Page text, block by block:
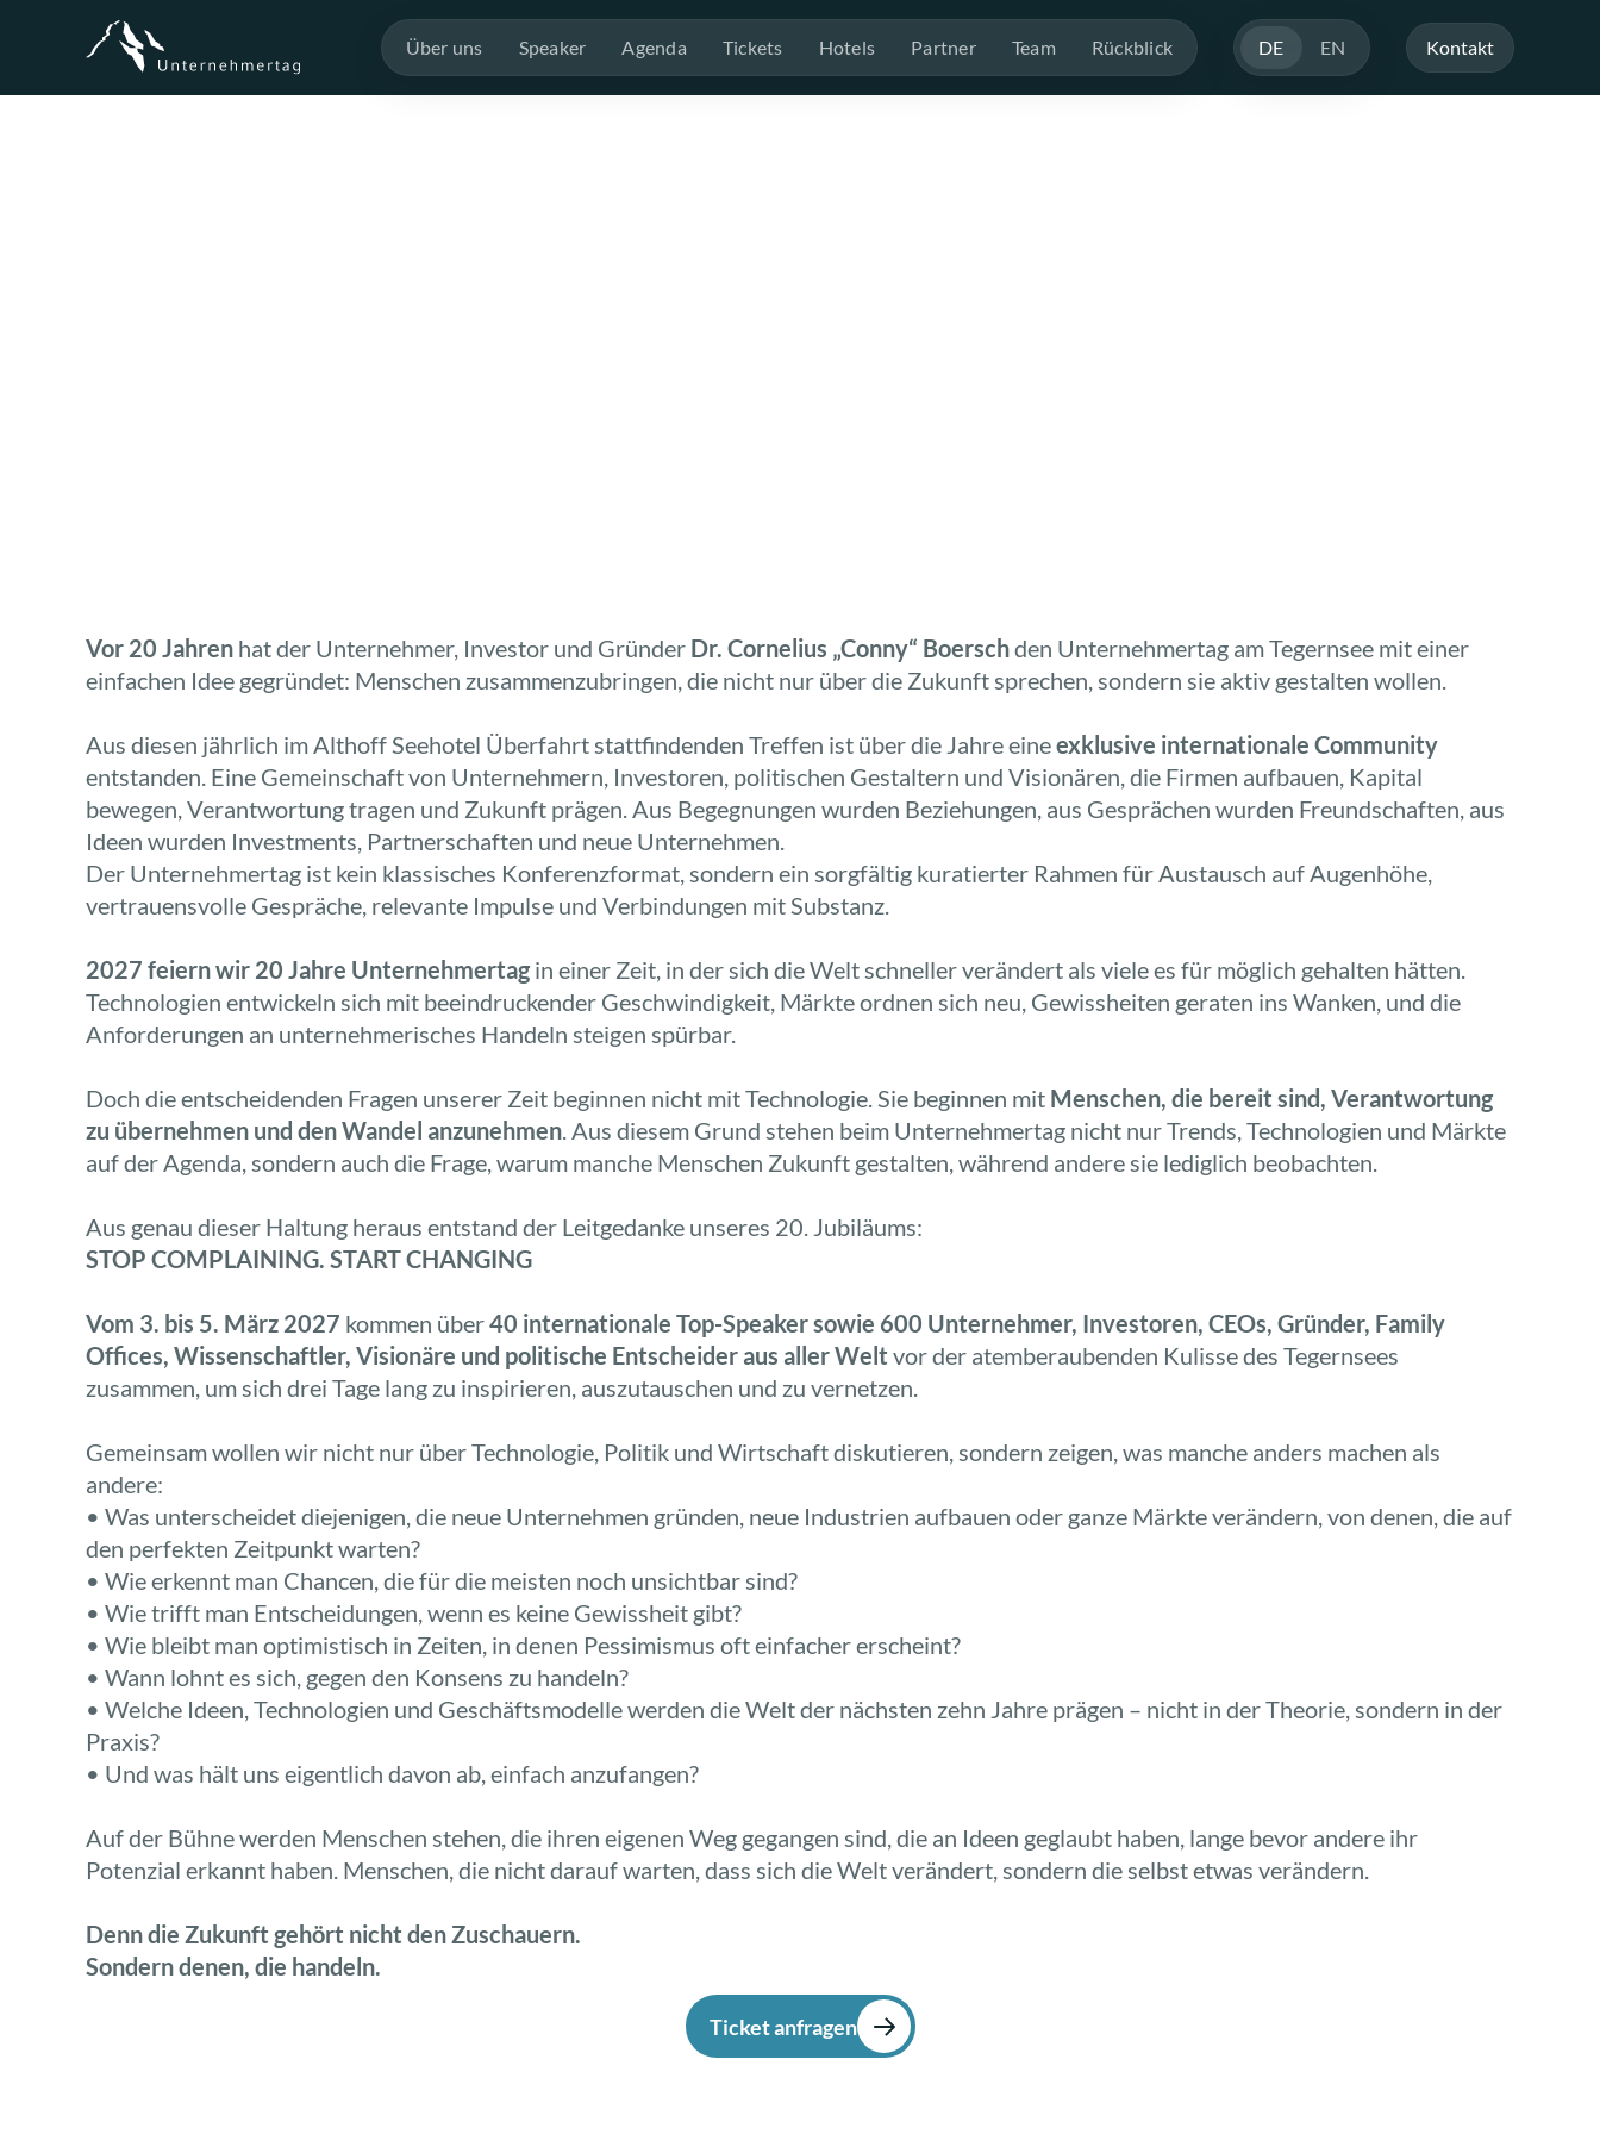
Über uns Speaker Agenda Tickets Hotels Partner Team Rückblick DE EN Kontakt
Vor 20 Jahren hat der Unternehmer, Investor und Gründer Dr. Cornelius „Conny“ Boerschden Unternehmertag am Tegernsee mit einer
einfachen Idee gegründet: Menschen zusammenzubringen, die nicht nur über die Zukunft sprechen, sondern sie aktiv gestalten wollen.
Aus diesen jährlich im Althoff Seehotel Überfahrt stattfindenden Treffen ist über die Jahre eineexklusive internationale Community
entstanden. Eine Gemeinschaft von Unternehmern, Investoren, politischen Gestaltern und Visionären, die Firmen aufbauen, Kapital
bewegen, Verantwortung tragen und Zukunft prägen. Aus Begegnungen wurden Beziehungen, aus Gesprächen wurden Freundschaften, aus
Ideen wurden Investments, Partnerschaften und neue Unternehmen.
Der Unternehmertag ist kein klassisches Konferenzformat, sondern ein sorgfältig kuratierter Rahmen für Austausch auf Augenhöhe,
vertrauensvolle Gespräche, relevante Impulse und Verbindungen mit Substanz.
2027 feiern wir 20 Jahre Unternehmertag in einer Zeit, in der sich die Welt schneller verändert als viele es für möglich gehalten hätten.
Technologien entwickeln sich mit beeindruckender Geschwindigkeit, Märkte ordnen sich neu, Gewissheiten geraten ins Wanken, und die
Anforderungen an unternehmerisches Handeln steigen spürbar.
Doch die entscheidenden Fragen unserer Zeit beginnen nicht mit Technologie. Sie beginnen mit Menschen, die bereit sind, Verantwortung
zu übernehmen und den Wandel anzunehmen. Aus diesem Grund stehen beim Unternehmertag nicht nur Trends, Technologien und Märkte
auf der Agenda, sondern auch die Frage, warum manche Menschen Zukunft gestalten, während andere sie lediglich beobachten.
Aus genau dieser Haltung heraus entstand der Leitgedanke unseres 20. Jubiläums:
STOP COMPLAINING. START CHANGING
Vom 3. bis 5. März 2027 kommen über40 internationale Top-Speaker sowie 600 Unternehmer, Investoren, CEOs, Gründer, Family
Offices, Wissenschaftler, Visionäre und politische Entscheider aus aller Welt vor der atemberaubenden Kulisse des Tegernsees
zusammen, um sich drei Tage lang zu inspirieren, auszutauschen und zu vernetzen.
Gemeinsam wollen wir nicht nur über Technologie, Politik und Wirtschaft diskutieren, sondern zeigen, was manche anders machen als
andere:
• Was unterscheidet diejenigen, die neue Unternehmen gründen, neue Industrien aufbauen oder ganze Märkte verändern, von denen, die auf
den perfekten Zeitpunkt warten?
• Wie erkennt man Chancen, die für die meisten noch unsichtbar sind?
• Wie trifft man Entscheidungen, wenn es keine Gewissheit gibt?
• Wie bleibt man optimistisch in Zeiten, in denen Pessimismus oft einfacher erscheint?
• Wann lohnt es sich, gegen den Konsens zu handeln?
• Welche Ideen, Technologien und Geschäftsmodelle werden die Welt der nächsten zehn Jahre prägen – nicht in der Theorie, sondern in der
Praxis?
• Und was hält uns eigentlich davon ab, einfach anzufangen?
Auf der Bühne werden Menschen stehen, die ihren eigenen Weg gegangen sind, die an Ideen geglaubt haben, lange bevor andere ihr
Potenzial erkannt haben. Menschen, die nicht darauf warten, dass sich die Welt verändert, sondern die selbst etwas verändern.
Denn die Zukunft gehört nicht den Zuschauern.
Sondern denen, die handeln.
Ticket anfragen